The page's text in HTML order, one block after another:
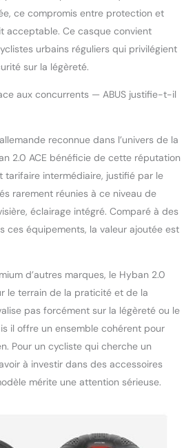
ce compromis entre protection et
acceptable. Ce casque convient
urbains réguliers qui privilégient
sur la légèreté.
aux concurrents — ABUS justifie-t-il
reconnue dans l’univers de la
2.0 ACE bénéficie de cette réputation
tarifaire intermédiaire, justifié par le
rarement réunies à ce niveau de
éclairage intégré. Comparé à des
ces équipements, la valeur ajoutée est
d’autres marques, le Hyban 2.0
le terrain de la praticité et de la
pas forcément sur la légèreté ou le
il offre un ensemble cohérent pour
Pour un cycliste qui cherche un
à investir dans des accessoires
mérite une attention sérieuse.